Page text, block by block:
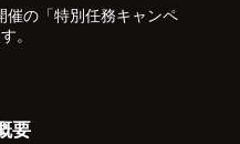
の「特別任務キャンペ
。
要